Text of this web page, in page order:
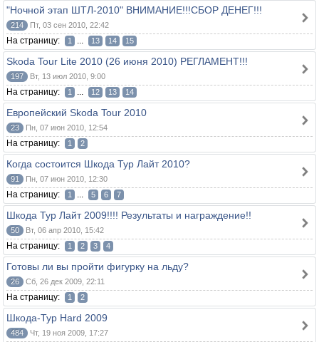
"Ночной этап ШТЛ-2010" ВНИМАНИЕ!!!СБОР ДЕНЕГ!!!
214 Пт, 03 сен 2010, 22:42
На страницу: 1 ... 13 14 15
Skoda Tour Lite 2010 (26 июня 2010) РЕГЛАМЕНТ!!!
197 Вт, 13 июл 2010, 9:00
На страницу: 1 ... 12 13 14
Европейский Skoda Tour 2010
23 Пн, 07 июн 2010, 12:54
На страницу: 1 2
Когда состоится Шкода Тур Лайт 2010?
91 Пн, 07 июн 2010, 12:30
На страницу: 1 ... 5 6 7
Шкода Тур Лайт 2009!!!! Результаты и награждение!!
50 Вт, 06 апр 2010, 15:42
На страницу: 1 2 3 4
Готовы ли вы пройти фигурку на льду?
26 Сб, 26 дек 2009, 22:11
На страницу: 1 2
Шкода-Тур Hard 2009
484 Чт, 19 ноя 2009, 17:27